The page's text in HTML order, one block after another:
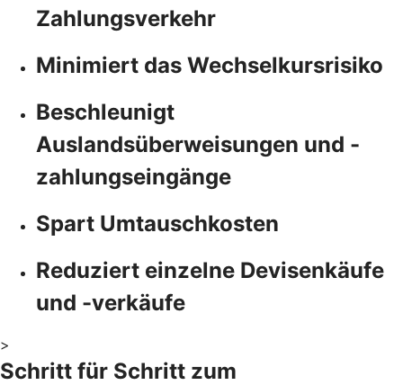
Zahlungsverkehr
Minimiert das Wechselkursrisiko
Beschleunigt
Auslandsüberweisungen und -
zahlungseingänge
Spart Umtauschkosten
Reduziert einzelne Devisenkäufe
und -verkäufe
>
Schritt für Schritt zum